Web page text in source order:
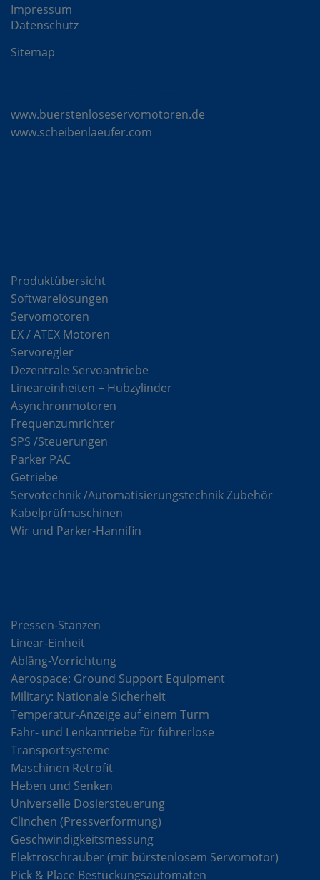
Impressum
Datenschutz
Sitemap
www.buerstenloseservomotoren.de
www.scheibenlaeufer.com
Produktübersicht
Softwarelösungen
Servomotoren
EX / ATEX Motoren
Servoregler
Dezentrale Servoantriebe
Lineareinheiten + Hubzylinder
Asynchronmotoren
Frequenzumrichter
SPS /Steuerungen
Parker PAC
Getriebe
Servotechnik /Automatisierungstechnik Zubehör
Kabelprüfmaschinen
Wir und Parker-Hannifin
Pressen-Stanzen
Linear-Einheit
Abläng-Vorrichtung
Aerospace: Ground Support Equipment
Military: Nationale Sicherheit
Temperatur-Anzeige auf einem Turm
Fahr- und Lenkantriebe für führerlose
Transportsysteme
Maschinen Retrofit
Heben und Senken
Universelle Dosiersteuerung
Clinchen (Pressverformung)
Geschwindigkeitsmessung
Elektroschrauber (mit bürstenlosem Servomotor)
Pick & Place Bestückungsautomaten